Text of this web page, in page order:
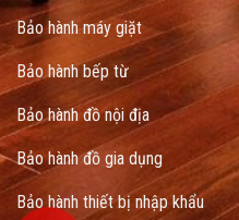
Bảo hành máy giặt
Bảo hành bếp từ
Bảo hành đồ nội địa
Bảo hành đồ gia dụng
Bảo hành thiết bị nhập khẩu